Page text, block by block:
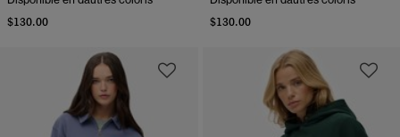
$130.00 $130.00